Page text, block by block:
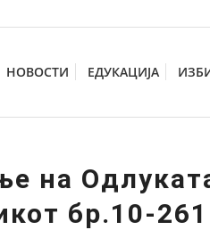
НОВОСТИ ЕДУКАЦИЈА
на
бр.10-